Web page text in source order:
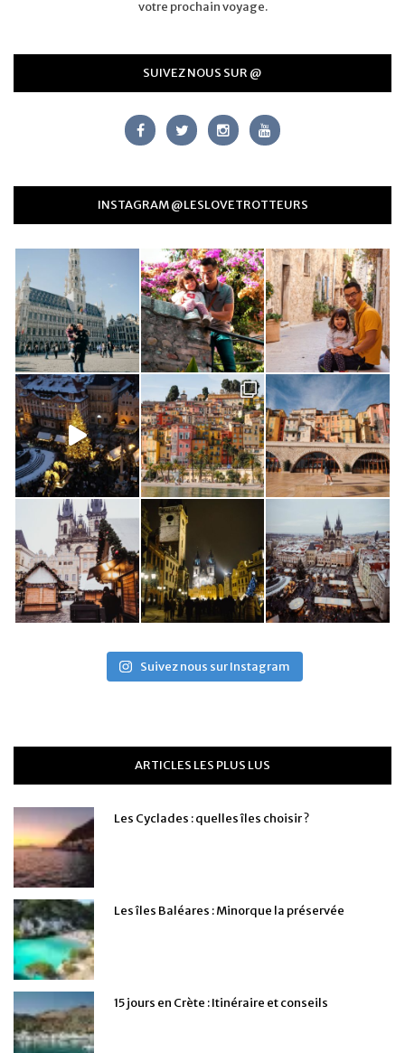
votre prochain voyage.
SUIVEZ NOUS SUR @
INSTAGRAM @LESLOVETROTTEURS
Suivez nous sur Instagram
ARTICLES LES PLUS LUS
Les Cyclades : quelles îles choisir ?
Les îles Baléares : Minorque la préservée
15 jours en Crète : Itinéraire et conseils